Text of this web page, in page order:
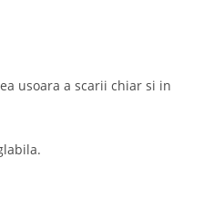
usoara a scarii chiar si in